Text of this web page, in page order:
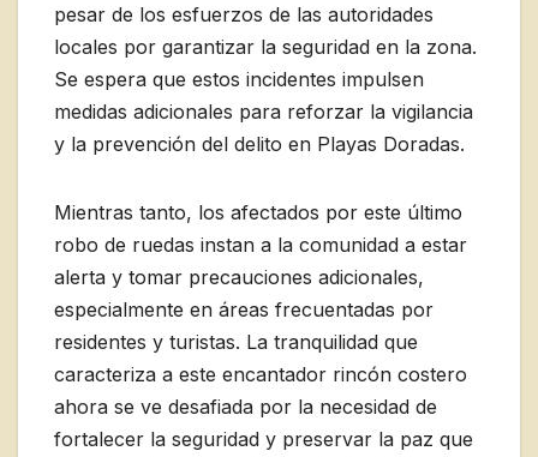
pesar de los esfuerzos de las autoridades
locales por garantizar la seguridad en la zona.
Se espera que estos incidentes impulsen
medidas adicionales para reforzar la vigilancia
y la prevención del delito en Playas Doradas.
Mientras tanto, los afectados por este último
robo de ruedas instan a la comunidad a estar
alerta y tomar precauciones adicionales,
especialmente en áreas frecuentadas por
residentes y turistas. La tranquilidad que
caracteriza a este encantador rincón costero
ahora se ve desafiada por la necesidad de
fortalecer la seguridad y preservar la paz que